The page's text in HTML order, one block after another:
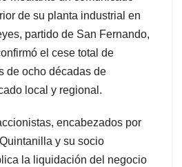
de su planta industrial en
partido de San Fernando,
el cese total de
de ocho décadas de
local y regional.
encabezados por
y su socio
la liquidación del negocio